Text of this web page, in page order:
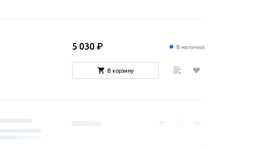
В наличии
5 030 ₽
В корзину